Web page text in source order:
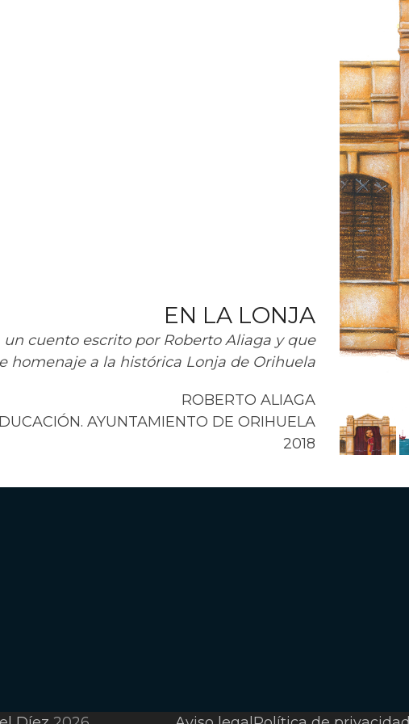
EN LA LONJA
un cuento escrito por Roberto Aliaga y que
homenaje a la histórica Lonja de Orihuela
ROBERTO ALIAGA
AYUNTAMIENTO DE ORIHUELA
2018